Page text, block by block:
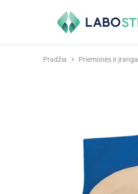
Labostera
Laboratorinė
Pradžia Priemonės ir įranga